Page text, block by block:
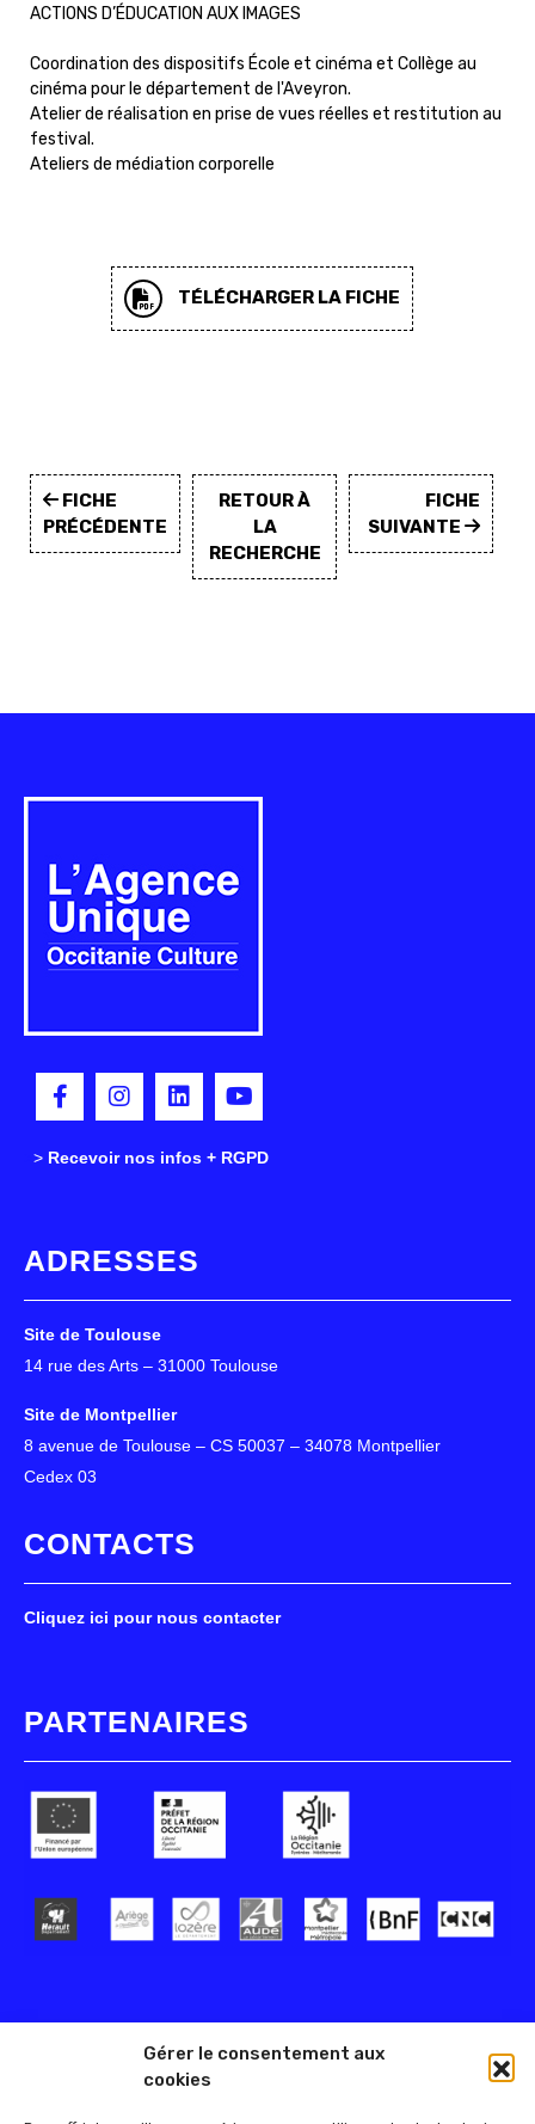
Gérer le consentement aux
cookies
ACTIONS D’ÉDUCATION AUX IMAGES
Coordination des dispositifs École et cinéma et Collège au
cinéma pour le département de l'Aveyron.
Atelier de réalisation en prise de vues réelles et restitution au
festival.
Ateliers de médiation corporelle
TÉLÉCHARGER LA FICHE
FICHE
PRÉCÉDENTE
RETOUR À
LA
RECHERCHE
FICHE
SUIVANTE
> Recevoir nos infos + RGPD
ADRESSES
Site de Toulouse
14 rue des Arts – 31000 Toulouse
Site de Montpellier
8 avenue de Toulouse – CS 50037 – 34078 Montpellier
Cedex 03
CONTACTS
Cliquez ici pour nous contacter
PARTENAIRES